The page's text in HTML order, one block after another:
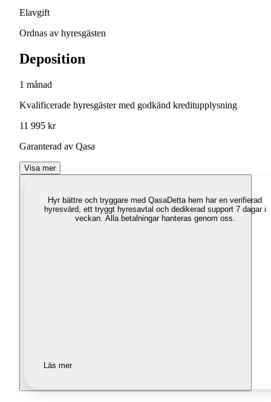
Elavgift
Ordnas av hyresgästen
Deposition
1 månad
Kvalificerade hyresgäster med godkänd kreditupplysning
11 995 kr
Garanterad av Qasa
Visa mer
Hyr bättre och tryggare med QasaDetta hem har en verifierad
hyresvärd, ett tryggt hyresavtal och dedikerad support 7 dagar i
veckan. Alla betalningar hanteras genom oss.
Läs mer